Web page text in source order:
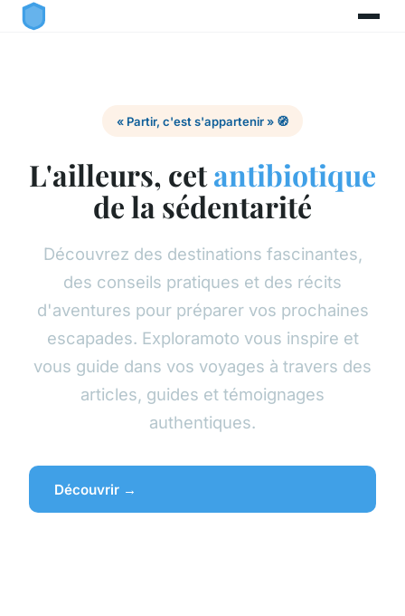
« Partir, c'est s'appartenir » 🧭
L'ailleurs, cetantibiotique
de la sédentarité
Découvrez des destinations fascinantes,
des conseils pratiques et des récits
d'aventures pour préparer vos prochaines
escapades. Exploramoto vous inspire et
vous guide dans vos voyages à travers des
articles, guides et témoignages
authentiques.
Découvrir →